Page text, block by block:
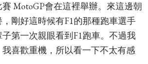
MotoGP會在這裡舉辦。來這邊朝
剛好這時候有F1的那種跑車選手
第一次親眼看到F1跑車。不過我
喜歡重機，所以看一下不太有感